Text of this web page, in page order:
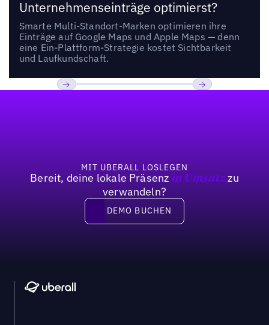
Unternehmenseinträge optimierst?
Smarte Multi-Standort-Marken optimieren ihre
Einträge auf Google Maps und Apple Maps — denn
eine Ein-Plattform-Strategie kostet Sichtbarkeit
und Laufkundschaft.
MIT UBERALL LOSLEGEN
Bereit, deine lokale Präsenz in Umsatzzu
verwandeln?
DEMO BUCHEN
DEMO BUCHEN